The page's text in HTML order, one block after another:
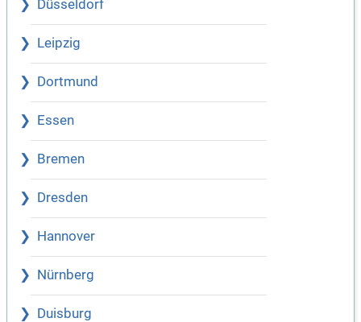
Düsseldorf
Leipzig
Dortmund
Essen
Bremen
Dresden
Hannover
Nürnberg
Duisburg